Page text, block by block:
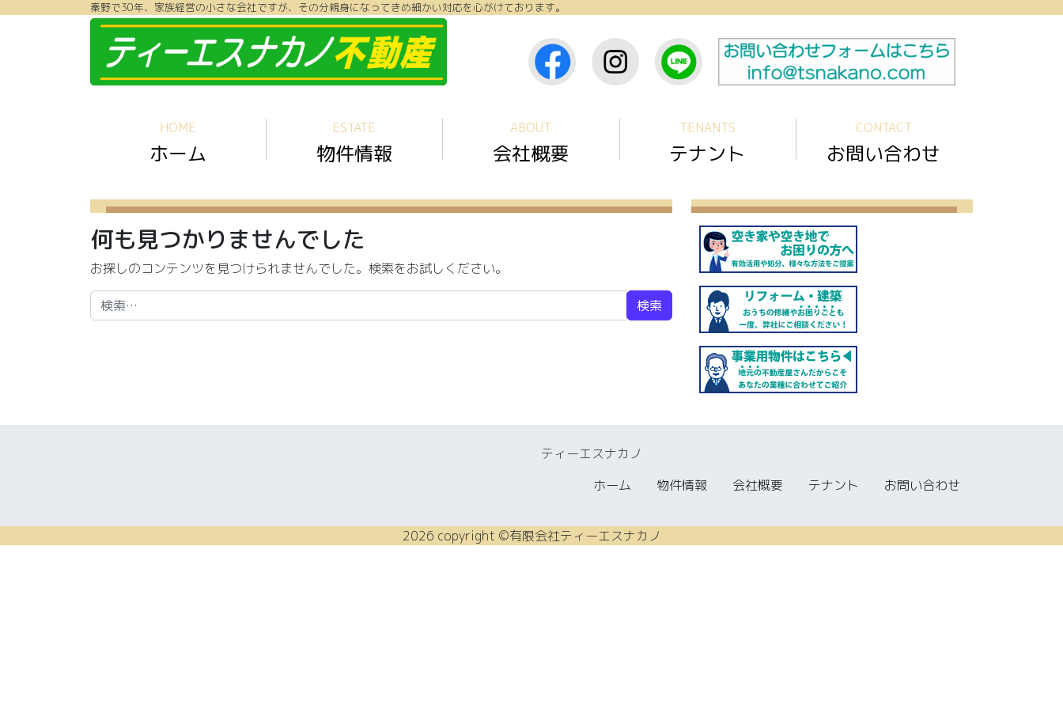
秦野で30年、家族経営の小さな会社ですが、その分親身になってきめ細かい対応を心がけております。
HOME
ホーム
ESTATE
物件情報
ABOUT
会社概要
TENANTS
テナント
CONTACT
お問い合わせ
何も見つかりませんでした
お探しのコンテンツを見つけられませんでした。検索をお試しください。
検索:
ティーエスナカノ
ホーム
物件情報 会社概要 テナント お問い合わせ
2026 copyright ©有限会社ティーエスナカノ